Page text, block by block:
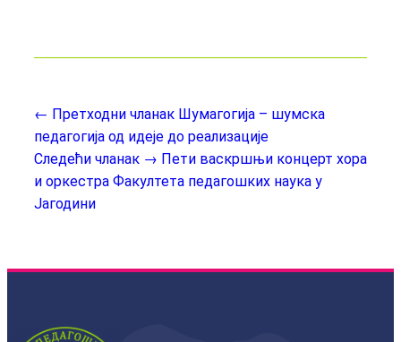
← Претходни чланак Шумагогија – шумска
педагогија од идеје до реализације
Следећи чланак → Пети васкршњи концерт хора
и оркестра Факултета педагошких наука у
Јагодини